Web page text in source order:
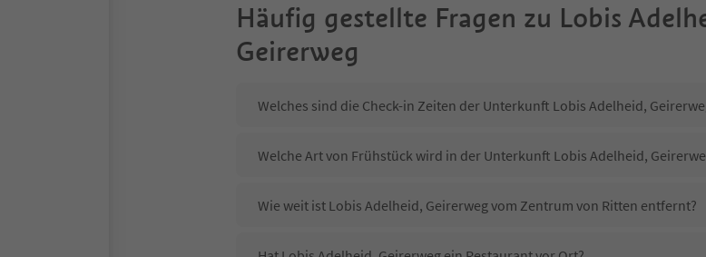
Häufig gestellte Fragen zu Lobis
Geirerweg
Welches sind die Check-in Zeiten der Unterkunft Lobis Adelheid,
Welche Art von Frühstück wird in der Unterkunft Lobis Adelheid,
Wie weit ist Lobis Adelheid, Geirerweg vom Zentrum von Ritten entfernt?